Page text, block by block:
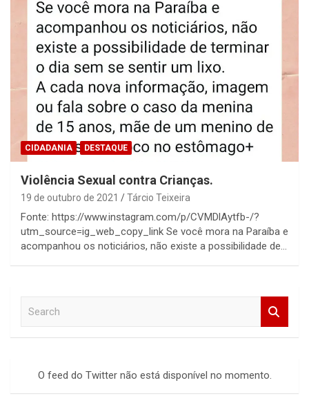
CIDADANIA DESTAQUE
Violência Sexual contra Crianças.
19 de outubro de 2021 Tárcio Teixeira
Fonte: https://www.instagram.com/p/CVMDlAytfb-/?
utm_source=ig_web_copy_link Se você mora na Paraíba e
acompanhou os noticiários, não existe a possibilidade de…
O feed do Twitter não está disponível no momento.